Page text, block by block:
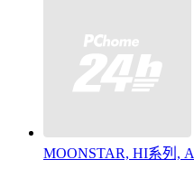
MOONSTAR, HI系列,